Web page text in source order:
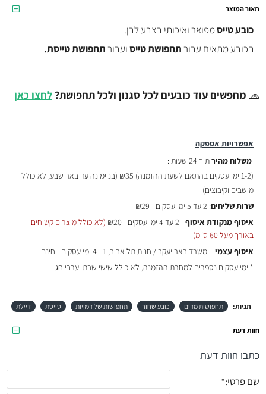
אפשרויות אספקה
משלוח מהירתוך 24 שעות :
(1-2 ימי עסקים בהתאם לשעת ההזמנה)
₪35 (בניימינה עד באר שבע, לא כולל
מושבים וקיבוצים)
שרות שליחים: 2 עד 5 ימי עסקים - ₪29
איסוף מנקודת איסוף- 2 עד 4 ימי עסקים - ₪20
(לא כולל מוצרים קשיחים
באורך מעל 60 ס"מ)
איסוף עצמי - משרד באר יעקב / חנות תל אביב, 1 - 4 ימי עסקים - חינם
* ימי עסקים נספרים למחרת ההזמנה, לא כולל שישי שבת וערבי חג
🧢 מחפשים עוד כובעים לכל סגנון ולכל תחפושת? לחצו כאן
תאור המוצר
כובע טייסמפואר ואיכותי בצבע לבן.
הכובע מתאים עבור תחפושת טייסועבור תחפושת טייסת.
תגיות: תחפושות מדים כובע שחור תחפושות של דמויות טייסת דיילת
חוות דעת
כתבו חוות דעת
שם פרטי: